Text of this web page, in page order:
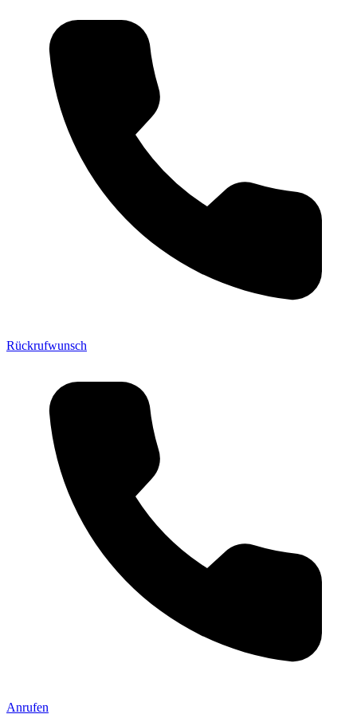
Rückrufwunsch
Anrufen